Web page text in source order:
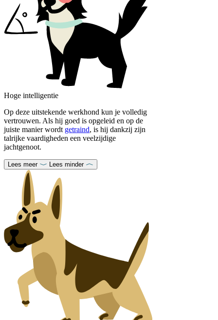
Hoge intelligentie
Op deze uitstekende werkhond kun je volledig
vertrouwen. Als hij goed is opgeleid en op de
juiste manier wordt getraind, is hij dankzij zijn
talrijke vaardigheden een veelzijdige
jachtgenoot.
Lees meer Lees minder